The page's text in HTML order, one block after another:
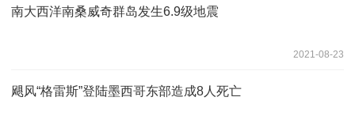
南大西洋南桑威奇群岛发生6.9级地震
2021-08-23
飓风“格雷斯”登陆墨西哥东部造成8人死亡